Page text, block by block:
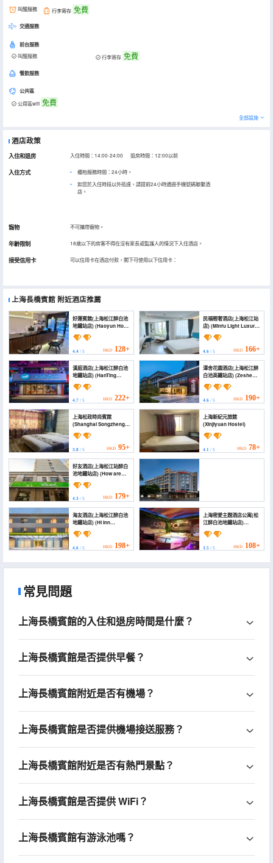
叫醒服務 行李寄存 免費
交通服務
前台服務
叫醒服務 行李寄存 免費
餐飲服務
公共區
公用區wifi 免費
全部設施
酒店政策
入住和退房 入住時間：14:00-24:00 退房時間：12:00以前
入住方式
櫃枱服務時間：24小時。
如您於入住時段以外抵達，請提前24小時通過手機號碼聯繫酒
店。
寵物 不可攜帶寵物。
年齡限制 18歲以下的房客不得在沒有家長或監護人的情況下入住酒店。
接受信用卡 可以信用卡在酒店付款，閣下可使用以下信用卡：
上海長橋賓館 附近酒店推薦
好運賓館(上海松江醉白池
地鐵站店) (Haoyun Hotel
(Shanghai Songjiang
Zuibaichi Subway
4.4 / 5 HKD 128+
民福輕奢酒店(上海松江站
店) (Minfu Light Luxury
Hotel (Shanghai
Songjiang Station))
4.6/ 5 HKD 166+
漢庭酒店(上海松江醉白池
地鐵站店) (HanTing
Hotel (Shanghai
Songjiang Zuibaichi
Subway Station))
4.7 / 5 HKD 222+
澤舍花園酒店(上海松江醉
白池高鐵站店) (Zeshe
Garden Hotel (Shanghai
Songjiang Zuibaichi
Metro Station Branch))
4.6/ 5 HKD 190+
上海松政時尚賓館
(Shanghai Songzheng
Fashion Hotel)
3.8 / 5 HKD 95+
上海新紀元旅館
(Xinjiyuan Hostel)
4.1/ 5 HKD 78+
好友酒店(上海松江站醉白
池地鐵站店) (How are
you Inn)
4.3 / 5 HKD 179+
上海松江站希爾頓歡朋酒店
(Hampton Shanghai Songjiang by Hilton)
4.8/ 5 461+
海友酒店(上海松江醉白池
地鐵站店) (Hi Inn
(Shanghai Songjiang
Zuibaichi Subway
4.6 / 5 HKD 198+
上海密愛主題酒店公寓(松
江醉白池地鐵站店)
(Shanghai Miai Theme
Hotel Apartment
(Songjiang Zuibaichi
Subway Station))
3.5/ 5 HKD 108+
常見問題
上海長橋賓館的入住和退房時間是什麼？
上海長橋賓館是否提供早餐？
上海長橋賓館附近是否有機場？
上海長橋賓館是否提供機場接送服務？
上海長橋賓館附近是否有熱門景點？
上海長橋賓館是否提供 WiFi？
上海長橋賓館有游泳池嗎？